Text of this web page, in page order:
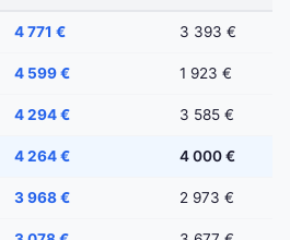
4 771 € 3 393 €
4 599 € 1 923 €
4 294 € 3 585 €
4 264 € 4 000 €
3 968 € 2 973 €